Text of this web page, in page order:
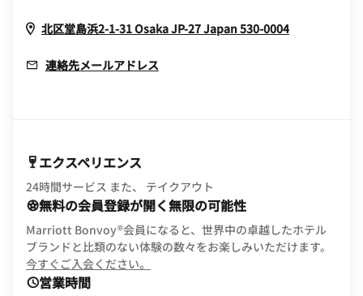
北区堂島浜2-1-31OsakaJP-27Japan530-0004Opens In
連絡先メールアドレス
エクスペリエンス
24時間サービス また、 テイクアウト
無料の会員登録が開く無限の可能性
Marriott Bonvoy®会員になると、世界中の卓越したホテル
ブランドと比類のない体験の数々をお楽しみいただけます。
今すぐご入会ください。
営業時間